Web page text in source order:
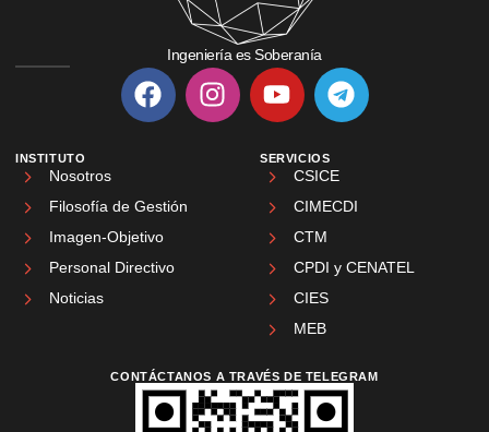
Ingeniería es Soberanía
INSTITUTO
Nosotros
Filosofía de Gestión
Imagen-Objetivo
Personal Directivo
Noticias
SERVICIOS
CSICE
CIMECDI
CTM
CPDI y CENATEL
CIES
MEB
CONTÁCTANOS A TRAVÉS DE TELEGRAM